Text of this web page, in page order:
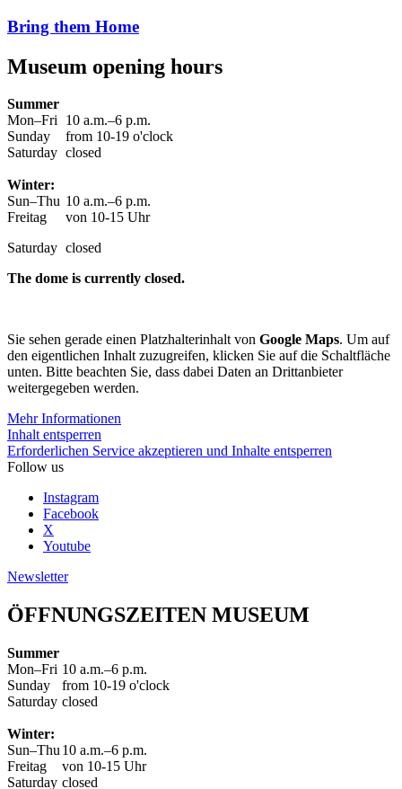
Bring them Home
Museum opening hours
Summer
Mon–Fri 10 a.m.–6 p.m.
Sunday
from 10-19 o'clock
Saturday closed
Winter:
Sun–Thu 10 a.m.–6 p.m.
Freitag
von 10-15 Uhr
Saturday closed
The dome is currently closed.
Sie sehen gerade einen Platzhalterinhalt von Google Maps. Um auf
den eigentlichen Inhalt zuzugreifen, klicken Sie auf die Schaltfläche
unten. Bitte beachten Sie, dass dabei Daten an Drittanbieter
weitergegeben werden.
Mehr Informationen
Inhalt entsperren
Erforderlichen Service akzeptieren und Inhalte entsperren
Follow us
Instagram
Facebook
X
Youtube
Newsletter
ÖFFNUNGSZEITEN MUSEUM
Summer
Mon–Fri 10 a.m.–6 p.m.
Sunday
from 10-19 o'clock
Saturday closed
Winter:
Sun–Thu 10 a.m.–6 p.m.
Freitag
von 10-15 Uhr
Saturday closed